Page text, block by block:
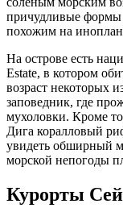
причудливые формы
похожим на
На острове есть
Estate, в котором
возраст некоторых
заповедник, где
мухоловки. Кроме
Дига коралловый
увидеть обширный
морской непогоды
Курорты